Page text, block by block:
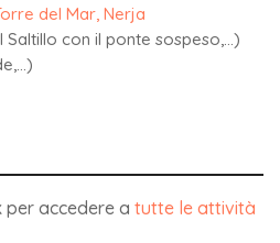
del Mar, Nerja
Saltillo con il ponte sospeso,…)
per accedere a tutte le attività